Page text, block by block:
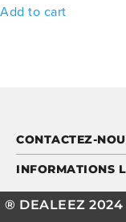
Add to cart
CONTACTEZ-
INFORMATIONS
® DEALEEZ 2024